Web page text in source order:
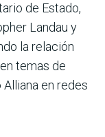
de Estado,
Landau y
la relación
temas de
en redes